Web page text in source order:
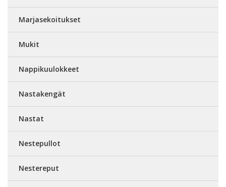
Marjasekoitukset
Mukit
Nappikuulokkeet
Nastakengät
Nastat
Nestepullot
Nestereput